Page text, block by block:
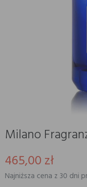
Milano
465,00 zł
Najniższa cena z 30 dni